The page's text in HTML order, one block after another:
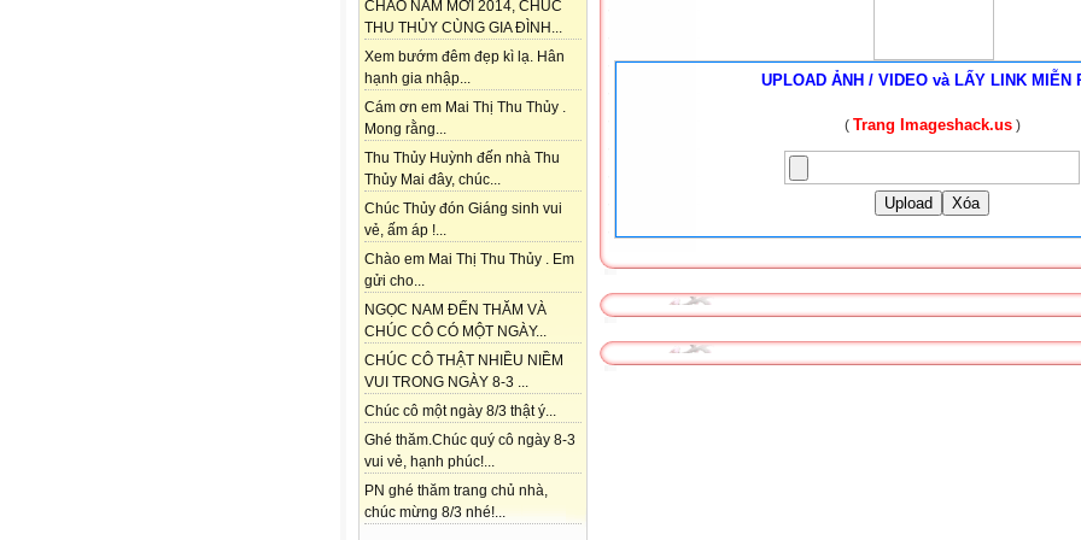
CHÀO NĂM MỚI 2014, CHÚC
THU THỦY CÙNG GIA ĐÌNH...
Xem bướm đêm đẹp kì lạ. Hân
hạnh gia nhập...
Cám ơn em Mai Thị Thu Thủy .
Mong rằng...
Thu Thủy Huỳnh đến nhà Thu
Thủy Mai đây, chúc...
Chúc Thủy đón Giáng sinh vui
vẻ, ấm áp !...
Chào em Mai Thị Thu Thủy . Em
gửi cho...
NGỌC NAM ĐẾN THĂM VÀ
CHÚC CÔ CÓ MỘT NGÀY...
CHÚC CÔ THẬT NHIỀU NIỀM
VUI TRONG NGÀY 8-3 ...
Chúc cô một ngày 8/3 thật ý...
Ghé thăm.Chúc quý cô ngày 8-3
vui vẻ, hạnh phúc!...
PN ghé thăm trang chủ nhà,
chúc mừng 8/3 nhé!...
UPLOAD ẢNH / VIDEO và LẤY LINK MIỄN
( Trang Imageshack.us)
Upload Xóa